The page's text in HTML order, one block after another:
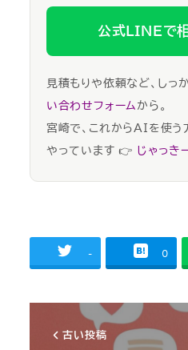
公式LINEで
見積もりや依頼など、しっ
い合わせフォーム から。
宮崎で、これからAIを使
やっています 👉
じゃっ
- 0
古い投稿